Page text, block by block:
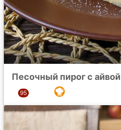
Песочный пирог с айвой